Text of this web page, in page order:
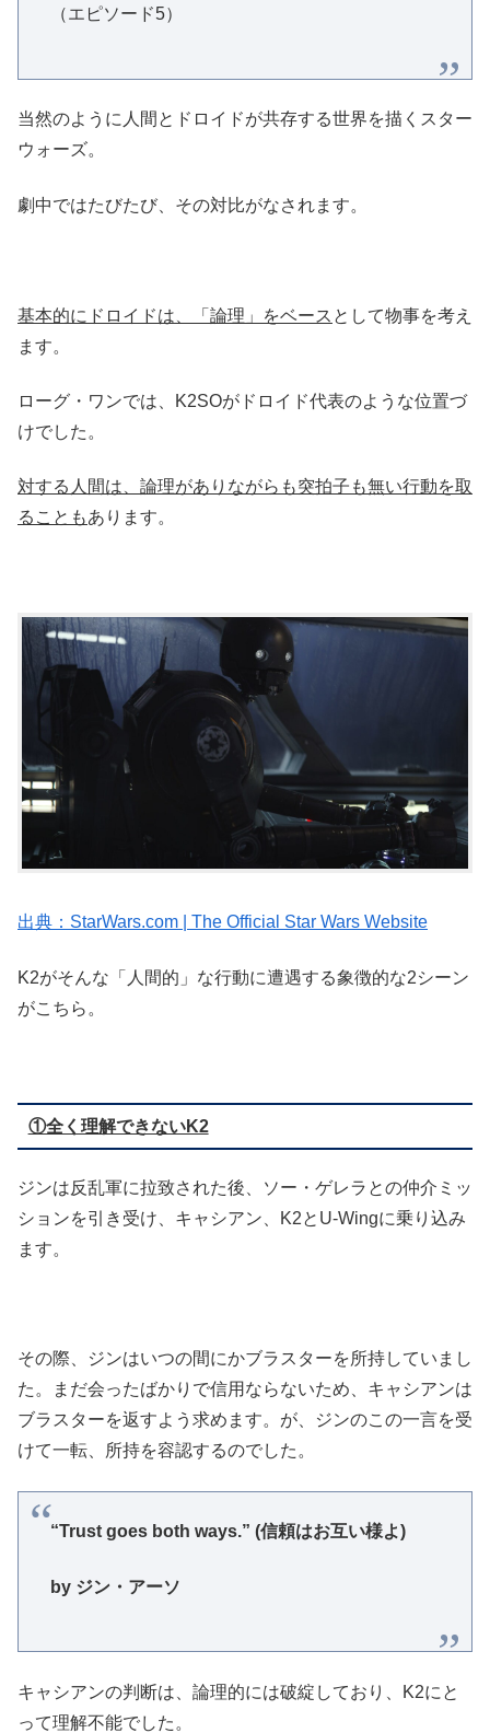
（エピソード5）
当然のように人間とドロイドが共存する世界を描くスター
ウォーズ。
劇中ではたびたび、その対比がなされます。
基本的にドロイドは、「論理」をベース として物事を考え
ます。
ローグ・ワンでは、K2SOがドロイド代表のような位置づ
けでした。
対する人間は、論理がありながらも突拍子も無い行動を取
ることもあります。
出典：StarWars.com | The Official Star Wars Website
K2がそんな「人間的」な行動に遭遇する象徴的な2シーン
がこちら。
①全く理解できないK2
ジンは反乱軍に拉致された後、ソー・ゲレラとの仲介ミッ
ションを引き受け、キャシアン、K2とU-Wingに乗り込み
ます。
その際、ジンはいつの間にかブラスターを所持していまし
た。まだ会ったばかりで信用ならないため、キャシアンは
ブラスターを返すよう求めます。が、ジンのこの一言を受
けて一転、所持を容認するのでした。
“Trust goes both ways.” (信頼はお互い様よ)
by ジン・アーソ
キャシアンの判断は、論理的には破綻しており、K2にと
って理解不能でした。